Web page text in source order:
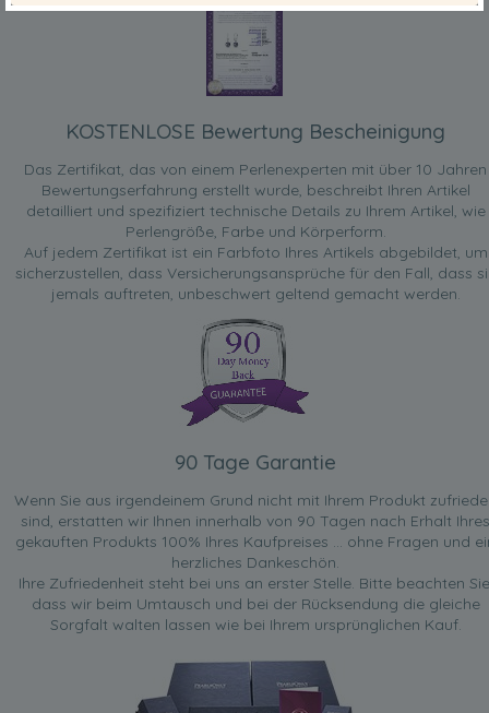
KOSTENLOSE Bewertung Bescheinigung
Das Zertifikat, das von einem Perlenexperten mit über 10 Jahren
Bewertungserfahrung erstellt wurde, beschreibt Ihren Artikel
detailliert und spezifiziert technische Details zu Ihrem Artikel, wie
Perlengröße, Farbe und Körperform.
Auf jedem Zertifikat ist ein Farbfoto Ihres Artikels abgebildet, um
sicherzustellen, dass Versicherungsansprüche für den Fall, dass
jemals auftreten, unbeschwert geltend gemacht werden.
90 Tage Garantie
Wenn Sie aus irgendeinem Grund nicht mit Ihrem Produkt
sind, erstatten wir Ihnen innerhalb von 90 Tagen nach Erhalt Ihres
gekauften Produkts 100% Ihres Kaufpreises ... ohne Fragen und
herzliches Dankeschön.
Ihre Zufriedenheit steht bei uns an erster Stelle. Bitte beachten
dass wir beim Umtausch und bei der Rücksendung die gleiche
Sorgfalt walten lassen wie bei Ihrem ursprünglichen Kauf.